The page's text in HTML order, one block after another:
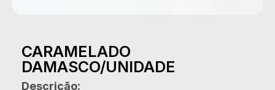
CARAMELADO
DAMASCO/UNIDADE
Descrição: